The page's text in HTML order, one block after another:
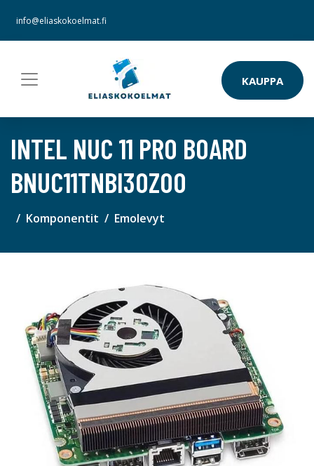
info@eliaskokoelmat.fi
KAUPPA
INTEL NUC 11 PRO BOARD
BNUC11TNBI30Z00
Komponentit Emolevyt